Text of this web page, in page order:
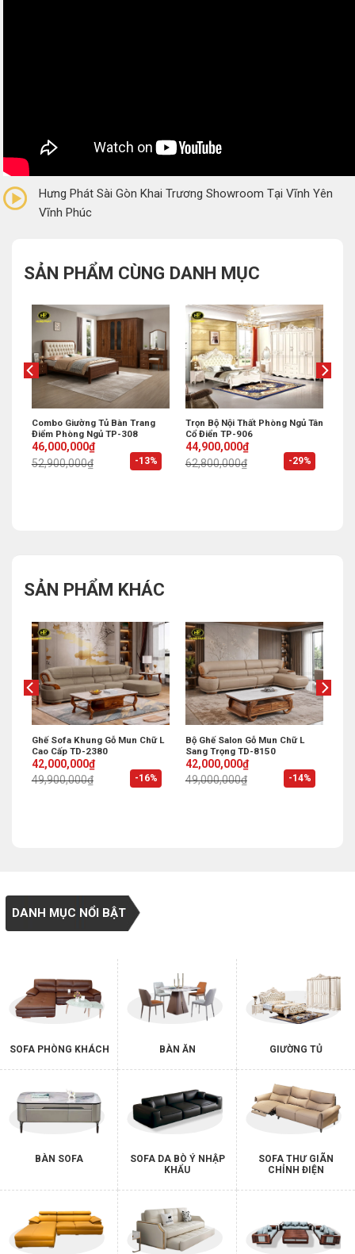
(0 Reviews)
Hưng Phát Sài Gòn Khai Trương Showroom Tại Vĩnh Yên
Vĩnh Phúc
SẢN PHẨM CÙNG DANH MỤC
-13%
Combo Giường Tủ Bàn Trang
Điểm Phòng Ngủ TP-308
52,900,000₫
Original
price
was:
46,000,000₫
Current
price
is:
-29%
Trọn Bộ Nội Thất Phòng Ngủ Tân
Cổ Điển TP-906
62,800,000₫
Original
price
was:
44,900,000₫
Current
price
is:
SẢN PHẨM KHÁC
-16%
Ghế Sofa Khung Gỗ Mun Chữ L
Cao Cấp TD-2380
49,900,000₫
Original
price
was:
42,000,000₫
Current
price
is:
-14%
Bộ Ghế Salon Gỗ Mun Chữ L
Sang Trọng TD-8150
49,000,000₫
Original
price
was:
42,000,000₫
Current
price
is:
DANH MỤC NỔI BẬT
SOFA PHÒNG KHÁCH BÀN ĂN GIƯỜNG TỦ
BÀN SOFA
SOFA DA BÒ Ý NHẬP
KHẨU
SOFA THƯ GIÃN
CHỈNH ĐIỆN